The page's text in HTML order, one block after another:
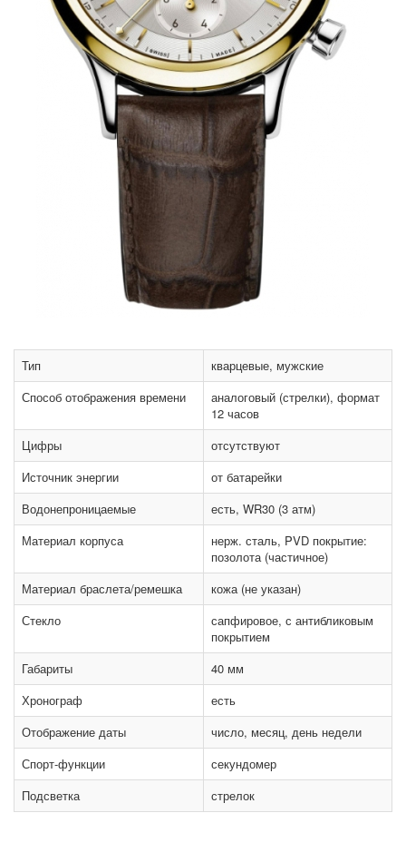
Тип
кварцевые, мужские
Способ отображения времени
аналоговый (стрелки), формат
12 часов
Цифры
отсутствуют
Источник энергии
от батарейки
Водонепроницаемые
есть, WR30 (3 атм)
Материал корпуса
нерж. сталь, PVD покрытие:
позолота (частичное)
Материал браслета/ремешка
кожа (не указан)
Стекло
сапфировое, с антибликовым
покрытием
Габариты
40 мм
Хронограф
есть
Отображение даты
число, месяц, день недели
Спорт-функции
секундомер
Подсветка
стрелок